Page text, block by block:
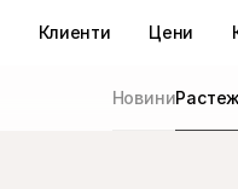
Клиенти Цени
Новини